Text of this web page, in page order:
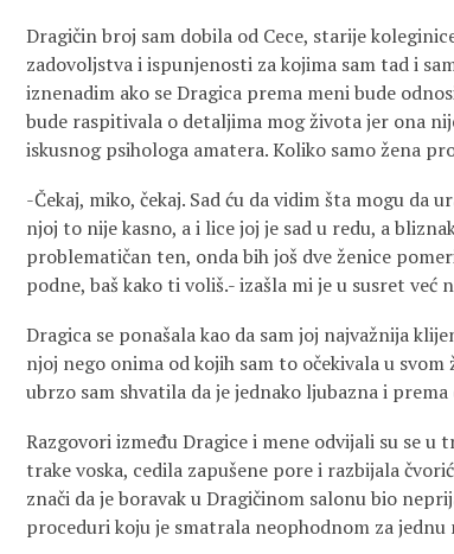
Dragičin broj sam dobila od Cece, starije
zadovoljstva i ispunjenosti za kojima sam tad i
iznenadim ako se Dragica prema meni bude
bude raspitivala o detaljima mog života jer ona
iskusnog psihologa amatera. Koliko samo žena
-Čekaj, miko, čekaj. Sad ću da vidim šta mogu da
njoj to nije kasno, a i lice joj je sad u redu, a
problematičan ten, onda bih još dve ženice
podne, baš kako ti voliš.- izašla mi je u susret već
Dragica se ponašala kao da sam joj najvažnija
njoj nego onima od kojih sam to očekivala u
ubrzo sam shvatila da je jednako ljubazna i
Razgovori između Dragice i mene odvijali su se
trake voska, cedila zapušene pore i razbijala
znači da je boravak u Dragičinom salonu bio
proceduri koju je smatrala neophodnom za jednu